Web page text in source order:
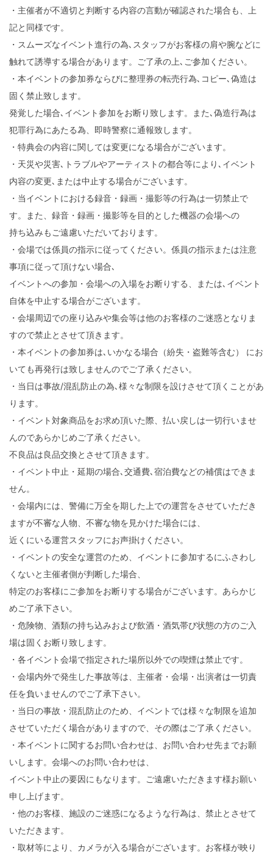
・主催者が不適切と判断する内容の言動が確認された場合も、上
記と同様です。
・スムーズなイベント進行の為､スタッフがお客様の肩や腕などに
触れて誘導する場合があります。ご了承の上､ご参加ください。
・本イベントの参加券ならびに整理券の転売行為､コピー､偽造は
固く禁止致します。
発覚した場合､イベント参加をお断り致します。また､偽造行為は
犯罪行為にあたる為、即時警察に通報致します。
・特典会の内容に関しては変更になる場合がございます。
・天災や災害､トラブルやアーティストの都合等により､イベント
内容の変更､または中止する場合がございます。
・当イベントにおける録音・録画・撮影等の行為は一切禁止で
す。また、録音・録画・撮影等を目的とした機器の会場への
持ち込みもご遠慮いただいております。
・会場では係員の指示に従ってください。係員の指示または注意
事項に従って頂けない場合､
イベントへの参加・会場への入場をお断りする、または､イベント
自体を中止する場合がございます。
・会場周辺での座り込みや集会等は他のお客様のご迷惑となりま
すので禁止とさせて頂きます。
・本イベントの参加券は､いかなる場合（紛失・盗難等含む） にお
いても再発行は致しませんのでご了承ください。
・当日は事故/混乱防止の為､様々な制限を設けさせて頂くことがあ
ります。
・イベント対象商品をお求め頂いた際、払い戻しは一切行いませ
んのであらかじめご了承ください。
不良品は良品交換とさせて頂きます。
・イベント中止・延期の場合､交通費､宿泊費などの補償はできま
せん。
・会場内には、警備に万全を期した上での運営をさせていただき
ますが不審な人物、不審な物を見かけた場合には、
近くにいる運営スタッフにお声掛けください。
・イベントの安全な運営のため、イベントに参加するにふさわし
くないと主催者側が判断した場合、
特定のお客様にご参加をお断りする場合がございます。あらかじ
めご了承下さい。
・危険物、酒類の持ち込みおよび飲酒・酒気帯び状態の方のご入
場は固くお断り致します。
・各イベント会場で指定された場所以外での喫煙は禁止です。
・会場内外で発生した事故等は、主催者・会場・出演者は一切責
任を負いませんのでご了承下さい。
・当日の事故・混乱防止のため、イベントでは様々な制限を追加
させていただく場合がありますので、その際はご了承ください。
・本イベントに関するお問い合わせは、お問い合わせ先までお願
いします。会場へのお問い合わせは、
イベント中止の要因にもなります。ご遠慮いただきます様お願い
申し上げます。
・他のお客様、施設のご迷惑になるような行為は、禁止とさせて
いただきます。
・取材等により、カメラが入る場合がございます。お客様が映り